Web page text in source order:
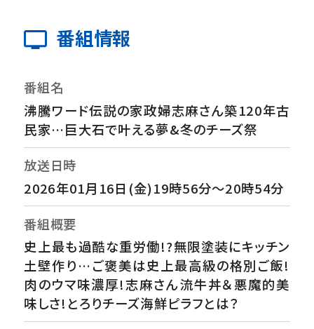
番組情報
番組名
沸騰ワード伝説の家政婦志麻さん築120年古
民家…巨大石で叶える夢&冬のチーズ祭
放送日時
2026年01月16日(金)19時56分～20時54分
番組概要
史上最も過酷な重労働!?無限塗装にキッチン
土壁作り…ご褒美は史上最高級の格別ご飯!
肉のウマ味濃厚!志麻さん流牛丼＆悪魔的美
味しさ!とろりチーズ海鮮ピラフとは？